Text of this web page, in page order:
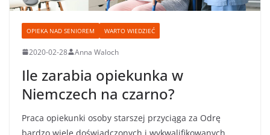
OPIEKA NAD SENIOREM WARTO WIEDZIEĆ
2020-02-28 Anna Waloch
Ile zarabia opiekunka w
Niemczech na czarno?
Praca opiekunki osoby starszej przyciąga za Odrę
bardzo wiele doświadczonych i wykwalifikowanych